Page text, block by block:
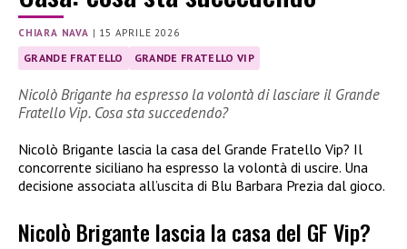
CHIARA NAVA | 15 APRILE 2026
GRANDE FRATELLO GRANDE FRATELLO VIP
Nicolò Brigante ha espresso la volontà di lasciare il Grande
Fratello Vip. Cosa sta succedendo?
Nicolò Brigante lascia la casa del Grande Fratello Vip? Il
concorrente siciliano ha espresso la volontà di uscire. Una
decisione associata all’uscita di Blu Barbara Prezia dal gioco.
Nicolò Brigante lascia la casa del GF Vip?